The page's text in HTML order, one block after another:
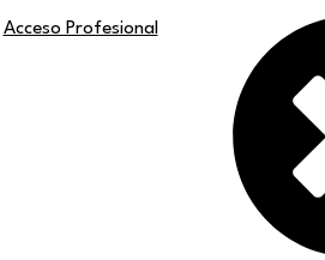
Acceso Profesional Carrito